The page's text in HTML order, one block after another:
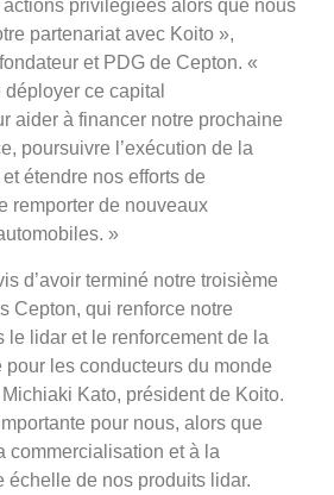
actions privilégiées alors que nous
partenariat avec Koito »,
et PDG de Cepton. «
ce capital
aider à financer notre prochaine
poursuivre l’exécution de la
étendre nos efforts de
remporter de nouveaux
»
d’avoir terminé notre troisième
Cepton, qui renforce notre
le lidar et le renforcement de la
les conducteurs du monde
Kato, président de Koito.
pour nous, alors que
commercialisation et à la
échelle de nos produits lidar.